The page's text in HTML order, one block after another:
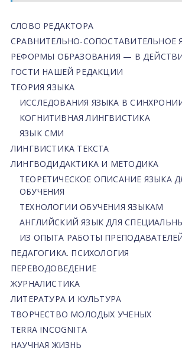
СЛОВО РЕДАКТОРА
СРАВНИТЕЛЬНО-СОПОСТАВИТЕЛЬНОЕ
РЕФОРМЫ ОБРАЗОВАНИЯ — В
ГОСТИ НАШЕЙ РЕДАКЦИИ
ТЕОРИЯ ЯЗЫКА
ИССЛЕДОВАНИЯ ЯЗЫКА В
КОГНИТИВНАЯ ЛИНГВИСТИКА
ЯЗЫК СМИ
ЛИНГВИСТИКА ТЕКСТА
ЛИНГВОДИДАКТИКА И МЕТОДИКА
ТЕОРЕТИЧЕСКОЕ ОПИСАНИЕ ЯЗЫКА
ОБУЧЕНИЯ
ТЕХНОЛОГИИ ОБУЧЕНИЯ ЯЗЫКАМ
АНГЛИЙСКИЙ ЯЗЫК ДЛЯ
ИЗ ОПЫТА РАБОТЫ
ПЕДАГОГИКА. ПСИХОЛОГИЯ
ПЕРЕВОДОВЕДЕНИЕ
ЖУРНАЛИСТИКА
ЛИТЕРАТУРА И КУЛЬТУРА
ТВОРЧЕСТВО МОЛОДЫХ УЧЕНЫХ
TERRA INCOGNITA
НАУЧНАЯ ЖИЗНЬ